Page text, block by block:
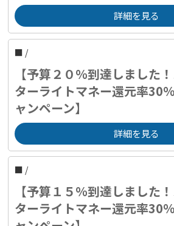
詳細を見る
■ /
【予算２０％到達しました
ターライトマネー還元率30
ャンペーン】
詳細を見る
■ /
【予算１５％到達しました
ターライトマネー還元率30